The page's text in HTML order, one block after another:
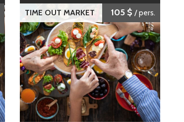
TIME OUT MARKET 105 $ / pers.